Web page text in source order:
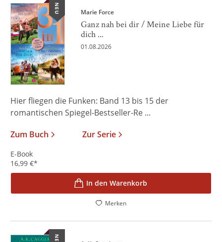
NEU Marie Force
Ganz nah bei dir / Meine Liebe für
dich ...
01.08.2026
Hier fliegen die Funken: Band 13 bis 15 der
romantischen Spiegel-Bestseller-Re ...
Zum Buch
Zur Serie
E-Book
16,99 €*
In den Warenkorb
Merken